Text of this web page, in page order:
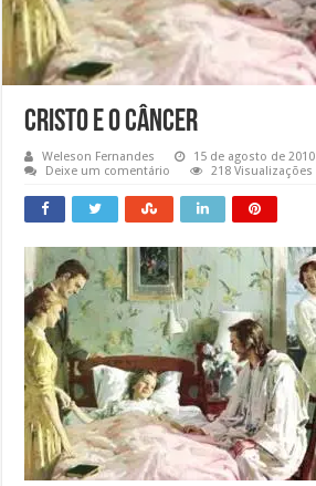
Cristo e o Câncer
Weleson Fernandes 15 de agosto de 2010
Deixe um comentário
218 Visualizações